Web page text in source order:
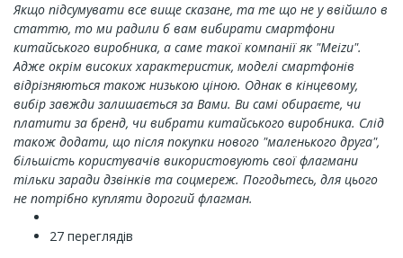
Якщо підсумувати все вище сказане, та те що не у ввійшло в
статтю, то ми радили б вам вибирати смартфони
китайського виробника, а саме такої компанії як "Meizu".
Адже окрім високих характеристик, моделі смартфонів
відрізняються також низькою ціною. Однак в кінцевому,
вибір завжди залишається за Вами. Ви самі обираєте, чи
платити за бренд, чи вибрати китайського виробника. Слід
також додати, що після покупки нового "маленького друга",
більшість користувачів використовують свої флагмани
тільки заради дзвінків та соцмереж. Погодьтесь, для цього
не потрібно купляти дорогий флагман.
27 переглядів